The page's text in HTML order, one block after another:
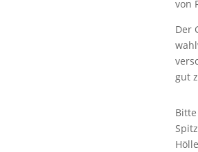
von
Der
gut